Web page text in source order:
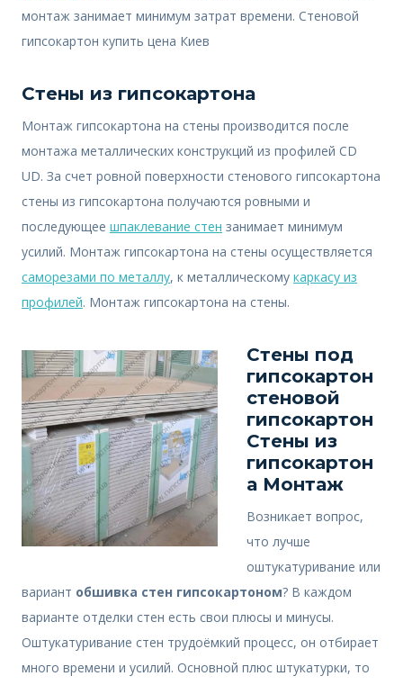
монтаж занимает минимум затрат времени. Cтеновой
гипсокартон купить цена Киев
Стены из гипсокартона
Монтаж гипсокартона на стены производится после
монтажа металлических конструкций из профилей CD
UD. За счет ровной поверхности стенового гипсокартона
стены из гипсокартона получаются ровными и
последующее шпаклевание стен занимает минимум
усилий. Монтаж гипсокартона на стены осуществляется
саморезами по металлу, к металлическому каркасу из
профилей. Монтаж гипсокартона на стены.
Стены под
гипсокартон
стеновой
гипсокартон
Стены из
гипсокартон
а Монтаж
Возникает вопрос,
что лучше
оштукатуривание или
вариант обшивка стен гипсокартоном? В каждом
варианте отделки стен есть свои плюсы и минусы.
Оштукатуривание стен трудоёмкий процесс, он отбирает
много времени и усилий. Основной плюс штукатурки, то